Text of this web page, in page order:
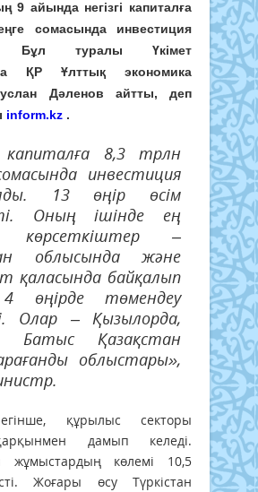
9 айында негізгі капиталға
сомасында инвестиция
Бұл туралы Үкімет
ҚР Ұлттық экономика
Дәленов айтты, деп
inform.kz .
капиталға 8,3 трлн
инвестиция
13 өңір өсім
Оның ішінде ең
көрсеткіштер –
облысында және
қаласында байқалып
өңірде төмендеу
Олар – Қызылорда,
Батыс Қазақстан
облыстары»,
құрылыс секторы
дамып келеді.
жұмыстардың көлемі 10,5
Жоғары өсу Түркістан